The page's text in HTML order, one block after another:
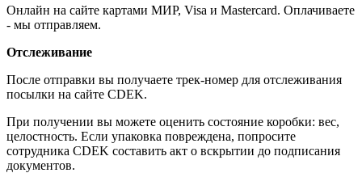
Онлайн на сайте картами МИР, Visa и Mastercard. Оплачиваете
- мы отправляем.
Отслеживание
После отправки вы получаете трек-номер для отслеживания
посылки на сайте CDEK.
При получении вы можете оценить состояние коробки: вес,
целостность. Если упаковка повреждена, попросите
сотрудника CDEK составить акт о вскрытии до подписания
документов.